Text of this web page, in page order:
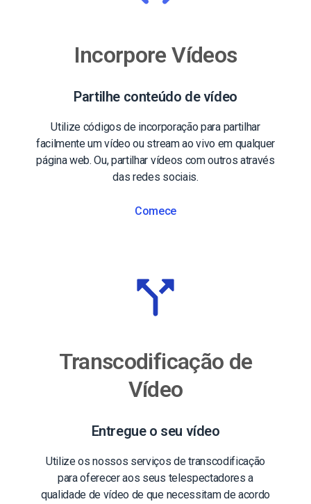
Incorpore Vídeos
Partilhe conteúdo de vídeo
Utilize códigos de incorporação para partilhar
facilmente um vídeo ou stream ao vivo em qualquer
página web. Ou, partilhar vídeos com outros através
das redes sociais.
Comece
Transcodificação de
Vídeo
Entregue o seu vídeo
Utilize os nossos serviços de transcodificação
para oferecer aos seus telespectadores a
qualidade de vídeo de que necessitam de acordo